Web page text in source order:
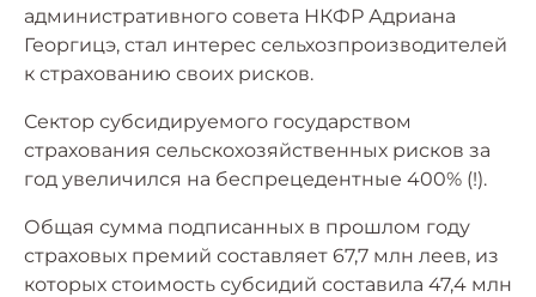
административного совета НКФР Адриана
Георгицэ, стал интерес сельхозпроизводителей
к страхованию своих рисков.
Сектор субсидируемого государством
страхования сельскохозяйственных рисков за
год увеличился на беспрецедентные 400% (!).
Общая сумма подписанных в прошлом году
страховых премий составляет 67,7 млн леев, из
которых стоимость субсидий составила 47,4 млн